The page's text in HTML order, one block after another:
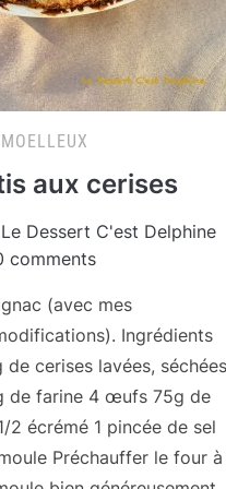
MOELLEUX
aux cerises
Le Dessert C'est Delphine
comments
(avec mes
Ingrédients
cerises lavées, séchées
de farine 4 œufs 75g de
2 écrémé 1 pincée de sel
Préchauffer le four à